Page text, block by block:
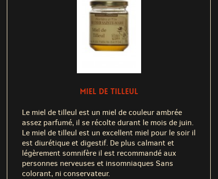
MIEL DE TILLEUL
Le miel de tilleul est un miel de couleur ambrée
assez parfumé, il se récolte durant le mois de juin.
Le miel de tilleul est un excellent miel pour le soir il
est diurétique et digestif. De plus calmant et
légèrement somnifère il est recommandé aux
personnes nerveuses et insomniaques Sans
colorant, ni conservateur.